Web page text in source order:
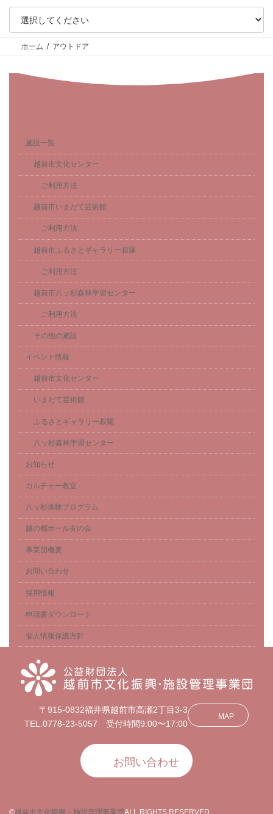
ホーム アウトドア
施設一覧
越前市文化センター
ご利用方法
越前市いまだて芸術館
ご利用方法
越前市ふるさとギャラリー叔羅
ご利用方法
越前市八ッ杉森林学習センター
ご利用方法
その他の施設
イベント情報
越前市文化センター
いまだて芸術館
ふるさとギャラリー叔羅
八ッ杉森林学習センター
お知らせ
カルチャー教室
八ッ杉体験プログラム
越の都ホール友の会
事業団概要
お問い合わせ
採用情報
申請書ダウンロード
個人情報保護方針
〒915-0832福井県越前市高瀬2丁目3-3
TEL.0778-23-5057 受付時間9:00〜17:00
MAP
お問い合わせ
©越前市文化振興・施設管理事業団ALL RIGHTS RESERVED.